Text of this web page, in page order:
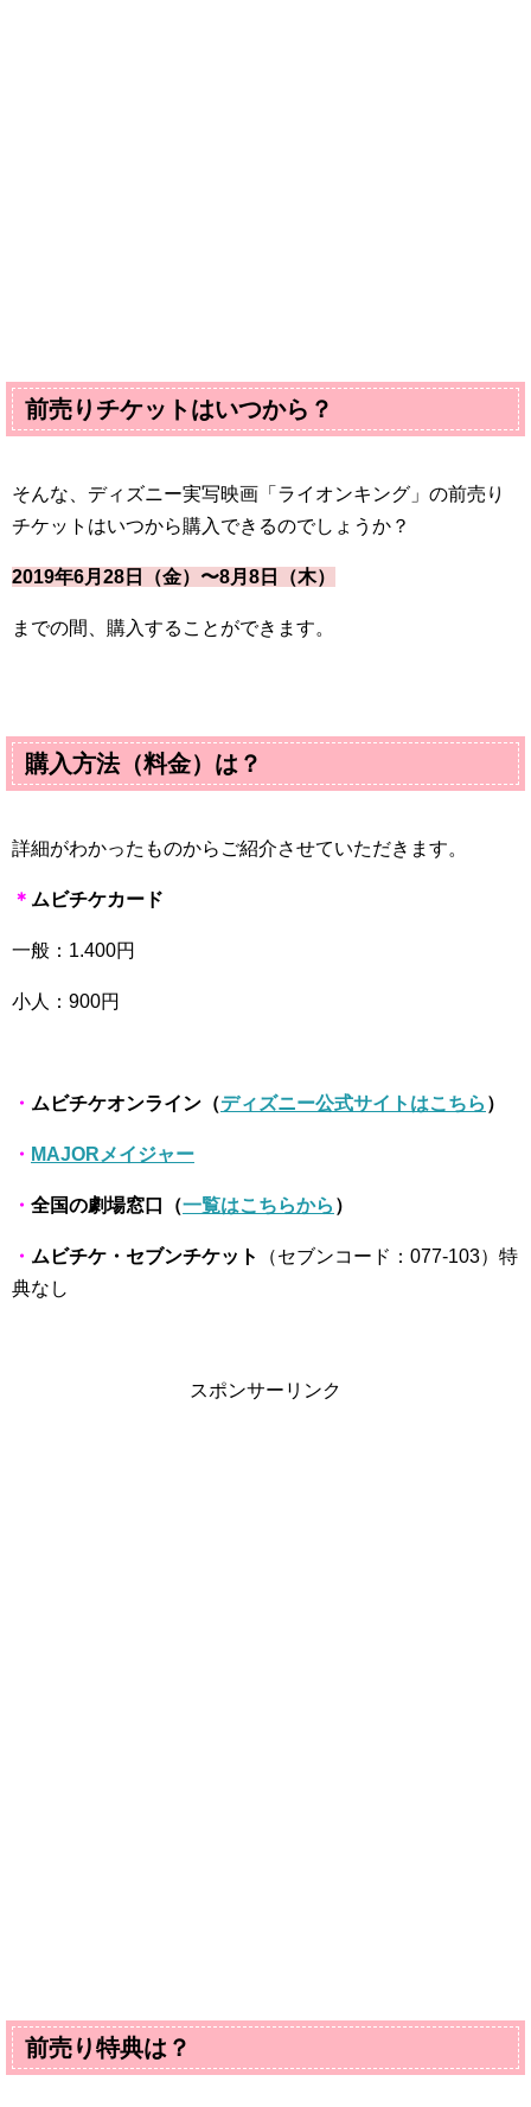
前売りチケットはいつから？
そんな、ディズニー実写映画「ライオンキング」の前売り
チケットはいつから購入できるのでしょうか？
2019年6月28日（金）〜8月8日（木）
までの間、購入することができます。
購入方法（料金）は？
詳細がわかったものからご紹介させていただきます。
＊ ムビチケカード
一般： 1.400円
小人： 900円
・ ムビチケオンライン（ディズニー公式サイトはこちら ）
・ MAJORメイジャー
・ 全国の劇場窓口（一覧はこちらから ）
・ ムビチケ・セブンチケット
（セブンコード：077-103）特
典なし
スポンサーリンク
前売り特典は？